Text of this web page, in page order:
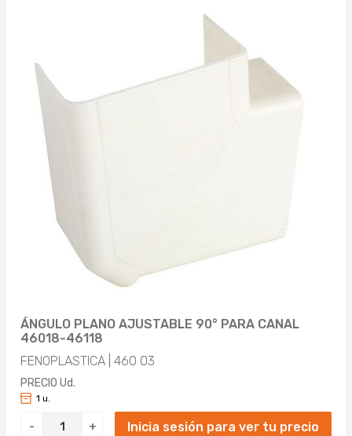
ÁNGULO PLANO AJUSTABLE 90° PARA CANAL
46018-46118
FENOPLASTICA | 460 03
PRECIO Ud.
- +
1 u.
Inicia sesión para ver tu precio